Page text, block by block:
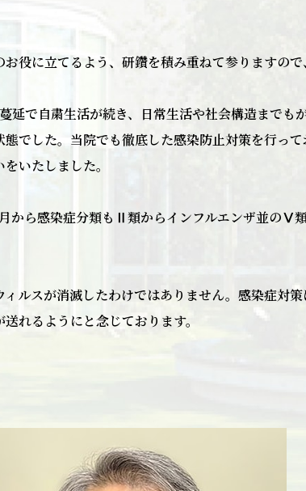
役に立てるよう、研鑽を積み重ねて参りますの
延で自粛生活が続き、日常生活や社会構造までも
でした。当院でも徹底した感染防止対策を行っ
いたしました。
から感染症分類もⅡ類からインフルエンザ並のⅤ
ルスが消滅したわけではありません。感染症対
れるようにと念じております。